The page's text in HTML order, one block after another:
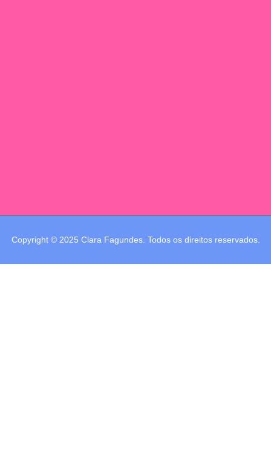
Copyright © 2025 Clara Fagundes. Todos os direitos reservados.